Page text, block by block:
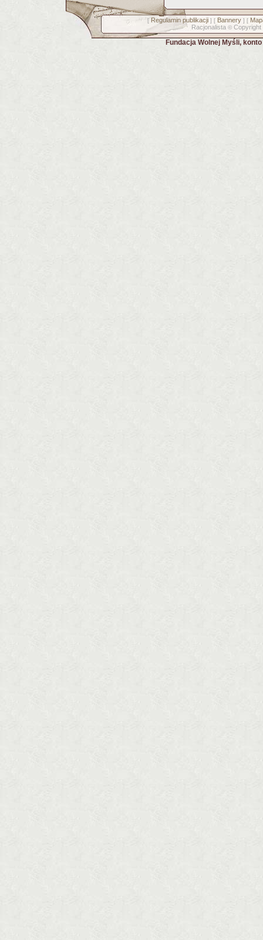
[ Regulamin publikacji] [ Bannery] [
Racjonalista © Copyright
Fundacja Wolnej Myśli,